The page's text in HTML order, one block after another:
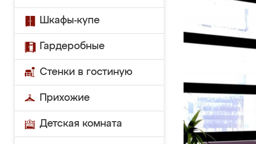
Шкафы-купе
Гардеробные
Стенки в гостиную
Прихожие
Детская комната